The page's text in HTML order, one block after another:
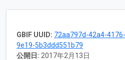
GBIF UUID: 72aa797d-42a4-4176-
9e19-5b3ddd551b79
公開日: 2017年2月13日